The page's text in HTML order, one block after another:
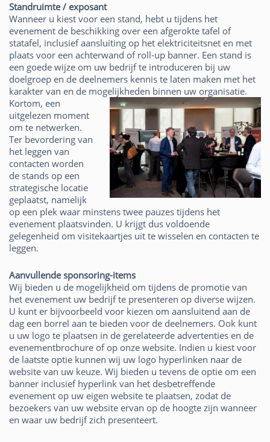
Standruimte / exposant
Wanneer u kiest voor een stand, hebt u tijdens het
evenement de beschikking over een afgerokte tafel of
statafel, inclusief aansluiting op het elektriciteitsnet en met
plaats voor een achterwand of roll-up banner. Een stand is
een goede wijze om uw bedrijf te introduceren bij uw
doelgroep en de deelnemers kennis te laten maken met het
karakter van en de mogelijkheden binnen uw organisatie.
Kortom, een
uitgelezen moment
om te netwerken.
Ter bevordering van
het leggen van
contacten worden
de stands op een
strategische locatie
geplaatst, namelijk
op een plek waar minstens twee pauzes tijdens het
evenement plaatsvinden. U krijgt dus voldoende
gelegenheid om visitekaartjes uit te wisselen en contacten te
leggen.
Aanvullende sponsoring-items
Wij bieden u de mogelijkheid om tijdens de promotie van
het evenement uw bedrijf te presenteren op diverse wijzen.
U kunt er bijvoorbeeld voor kiezen om aansluitend aan de
dag een borrel aan te bieden voor de deelnemers. Ook kunt
u uw logo te plaatsen in de gerelateerde advertenties en de
evenementbrochure of op onze website. Indien u kiest voor
de laatste optie kunnen wij uw logo hyperlinken naar de
website van uw keuze. Wij bieden u tevens de optie om een
banner inclusief hyperlink van het desbetreffende
evenement op uw eigen website te plaatsen, zodat de
bezoekers van uw website ervan op de hoogte zijn wanneer
en waar uw bedrijf zich presenteert.